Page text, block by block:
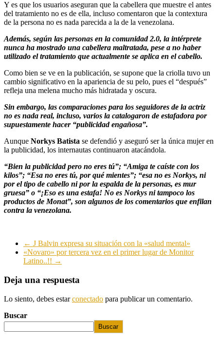
Y es que los usuarios aseguran que la cabellera que muestre el antes
del tratamiento no es de ella, incluso comentaron que la contextura
de la persona no es nada parecida a la de la venezolana.
Además, según las personas en la comunidad 2.0, la intérprete
nunca ha mostrado una cabellera maltratada, pese a no haber
utilizado el tratamiento que actualmente se aplica en el cabello.
Como bien se ve en la publicación, se supone que la criolla tuvo un
cambio significativo en la apariencia de su pelo, pues el “después”
refleja una melena mucho más hidratada y oscura.
Sin embargo, las comparaciones para los seguidores de la actriz
no es nada real, incluso, varios la catalogaron de estafadora por
supuestamente hacer “publicidad engañosa”.
Aunque Norkys Batista se defendió y aseguró ser la única mujer en
la publicidad, los internautas continuaron atacándola.
“Bien la publicidad pero no eres tú”; “Amiga te caíste con los
kilos”; “Esa no eres tú, por qué mientes”; “esa no es Norkys, ni
por el tipo de cabello ni por la espalda de la personas, es mur
gruesa” o “¡Eso es una estafa! No es Norkys ni tampoco los
productos de Monat”, son algunos de los comentarios que enfilan
contra la venezolana.
← J Balvin expresa su situación con la «salud mental»
«Novaro» por tercera vez en el primer lugar de Monitor
Latino..!! →
Deja una respuesta
Lo siento, debes estarconectado para publicar un comentario.
Buscar
Buscar